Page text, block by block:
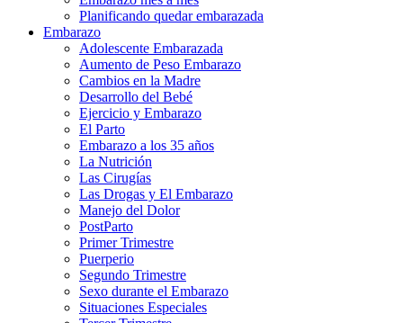
Planificando quedar embarazada
Embarazo
Adolescente Embarazada
Aumento de Peso Embarazo
Cambios en la Madre
Desarrollo del Bebé
Ejercicio y Embarazo
El Parto
Embarazo a los 35 años
La Nutrición
Las Cirugías
Las Drogas y El Embarazo
Manejo del Dolor
PostParto
Primer Trimestre
Puerperio
Segundo Trimestre
Sexo durante el Embarazo
Situaciones Especiales